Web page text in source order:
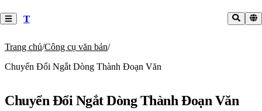
T
Trang chủ/Công cụ văn bản/
Chuyển Đổi Ngắt Dòng Thành Đoạn Văn
Chuyển Đổi Ngắt Dòng Thành Đoạn Văn